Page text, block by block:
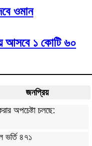
ওমান
আসবে ১ কোটি ৬০
জনপ্রিয়
অপচেষ্টা চলছে:
ভর্তি ৪৭১